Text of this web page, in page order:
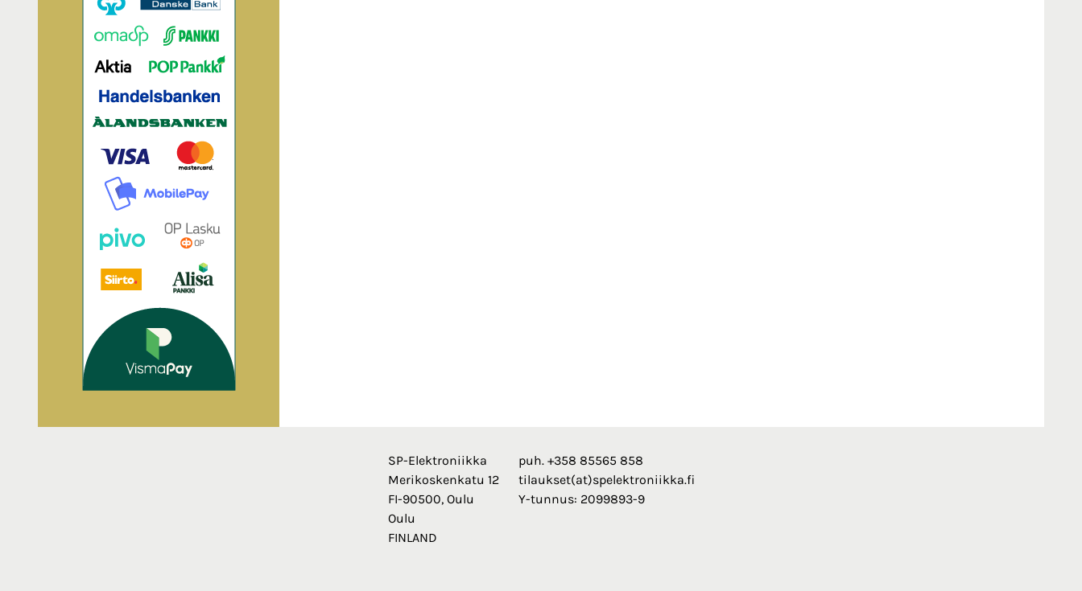
SP-Elektroniikka
Merikoskenkatu 12
FI-90500, Oulu
Oulu
FINLAND
puh. +358 85565 858
tilaukset(at)spelektroniikka.fi
Y-tunnus: 2099893-9